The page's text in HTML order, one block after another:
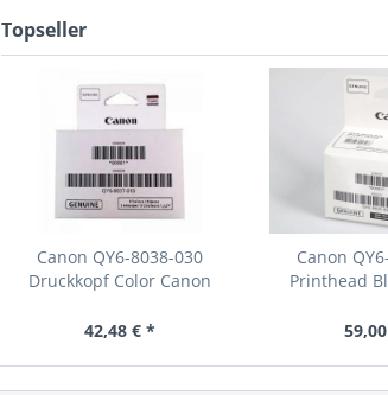
Topseller
Canon QY6-8038-030
Druckkopf Color Canon
42,48 € *
Canon
Printhead